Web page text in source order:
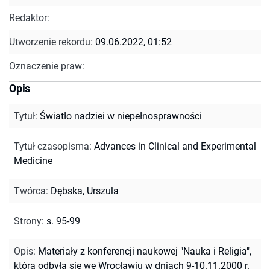
Redaktor:
Utworzenie rekordu: 09.06.2022, 01:52
Oznaczenie praw:
Opis
Tytuł: Światło nadziei w niepełnosprawności
Tytuł czasopisma: Advances in Clinical and Experimental
Medicine
Twórca: Dębska, Urszula
Strony: s. 95-99
Opis: Materiały z konferencji naukowej "Nauka i Religia",
która odbyła się we Wrocławiu w dniach 9-10.11.2000 r.